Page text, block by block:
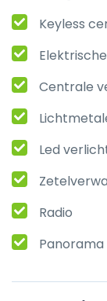
Keyless
Centrale
Led
Radio